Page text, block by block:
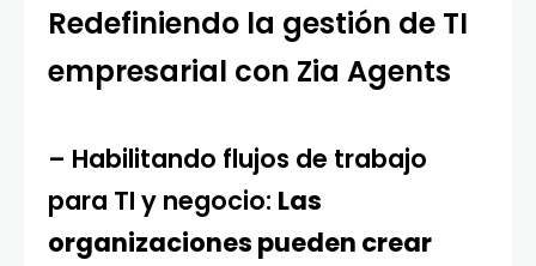
Redefiniendo la gestión de TI
empresarial con Zia Agents
– Habilitando flujos de trabajo
para TI y negocio: Las
organizaciones pueden crear